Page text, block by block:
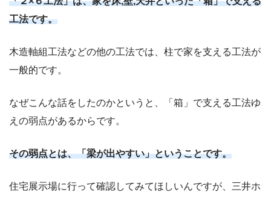
工法です。
木造軸組工法などの他の工法では、柱で家を支える工法が
一般的です。
なぜこんな話をしたのかというと、「箱」で支える工法ゆ
えの弱点があるからです。
その弱点とは、「梁が出やすい」ということです。
住宅展示場に行って確認してみてほしいんですが、三井ホ